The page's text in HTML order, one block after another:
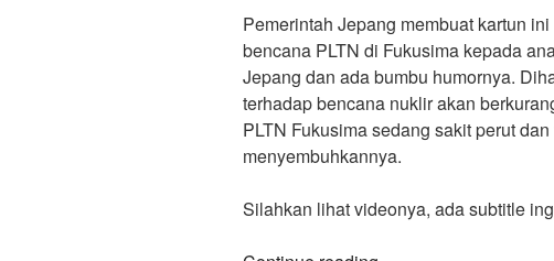
Berita
Bertentangan!!”
Pemerintah Jepang membuat kartun
bencana PLTN di Fukusima kepada
Jepang dan ada bumbu humornya.
terhadap bencana nuklir akan
PLTN Fukusima sedang sakit perut
menyembuhkannya.
Silahkan lihat videonya, ada subtitle